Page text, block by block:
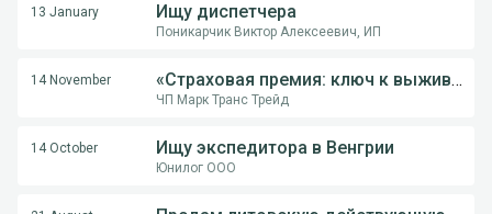
13 January Ищу диспетчера
Поникарчик Виктор Алексеевич, ИП
14 November «Страховая премия: ключ к выживанию перевозчика в международной логистике»
ЧП Марк Транс Трейд
14 October Ищу экспедитора в Венгрии
Юнилог ООО